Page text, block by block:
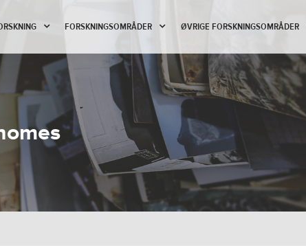
FORSKNINGSOMRÅDER ØVRIGE FORSKNINGSOMRÅDER